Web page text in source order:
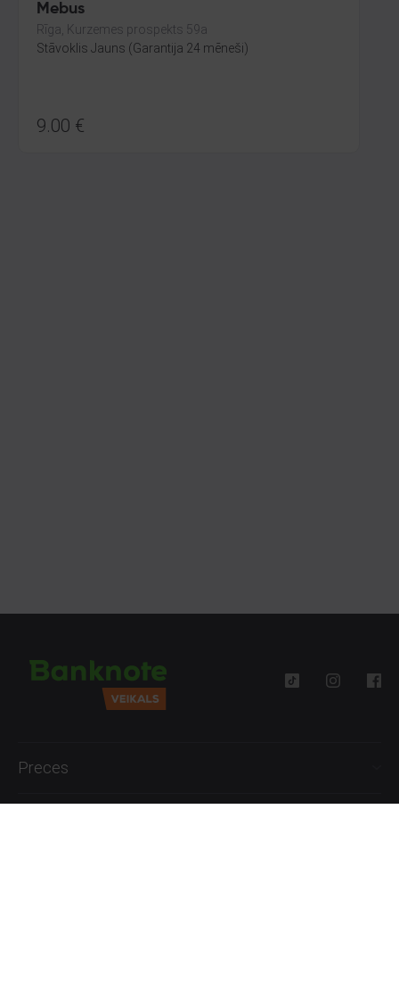
Mebus
Rīga, Kurzemes prospekts 59a
Stāvoklis Jauns (Garantija 24 mēneši)
9.00 €
Preces